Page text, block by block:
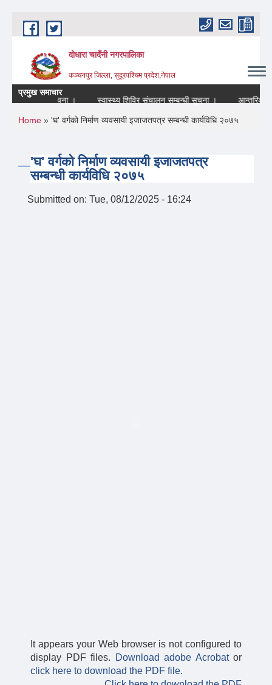
Skip to main content
दोधारा चादँनी नगरपालिका
कञ्चनपुर जिल्ला, सुदूरपश्चिम प्रदेश,नेपाल
प्रमुख समाचार
सम्बन्धि सूचना ।
स्वास्थ्य शिविर संचालन सम्बन्धी सूचना । आन्तरिक
You are here
Home » 'घ' वर्गको निर्माण व्यवसायी इजाजतपत्र सम्बन्धी कार्यविधि २०७५
'घ' वर्गको निर्माण व्यवसायी इजाजतपत्र
सम्बन्धी कार्यविधि २०७५
Submitted on: Tue, 08/12/2025 - 16:24
It appears your Web browser is not configured to
display PDF files.
Download adobe Acrobat or
click here to download the PDF file.